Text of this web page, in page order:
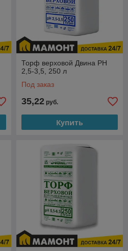
Торф верховой Двина PH
2,5-3,5, 250 л
Под заказ
35,22 руб.
Купить